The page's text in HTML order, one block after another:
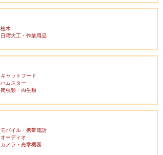
植木
日曜大工・作業用品
キャットフード
ハムスター
爬虫類・両生類
モバイル・携帯電話
オーディオ
カメラ・光学機器